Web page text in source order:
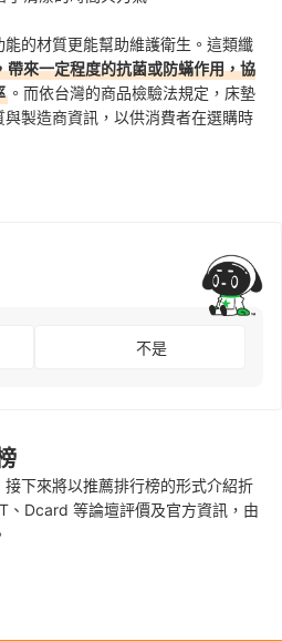
的材質更能幫助維護衛生。這類纖
帶來一定程度的抗菌或防蟎作用，協
。而依台灣的商品檢驗法規定，床墊
製造商資訊，以供消費者在選購時
不是
下來將以推薦排行榜的形式介紹折
、Dcard 等論壇評價及官方資訊，由